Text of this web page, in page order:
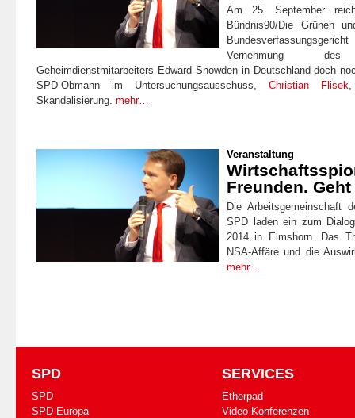
Am 25. September
Bündnis90/Die Grünen
Vernehmung
Geheimdienstmitarbeiters Edward Snowden in Deutschland doch
SPD-Obmann im Untersuchungsausschuss, Christian Flisek
Skandalisierung. mehr…
Veranstaltung
Freunden.
Die Arbeitsgemeinschaft
SPD laden ein zum
2014 in Elmshorn. Das
NSA-Affäre und die
mehr…
SPD
SPD
SPD Europa
SERVICES
Etherpad
Video-Konferenzen